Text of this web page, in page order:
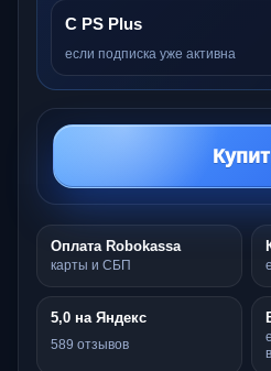
С PS Plus
если подписка уже активна
Оплата Robokassa
карты и СБП
5,0 на Яндекс
589 отзывов